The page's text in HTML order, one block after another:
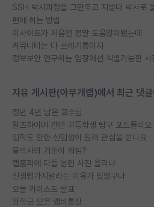
편애 하는 방법
이사이트가 처음엔 정말 도움많이됐는데
커뮤니티는 다 쓰레기통이지
자유 게시판(아무개랩)에서 최근 댓
정년 4년 남은 교수님
알츠하이머 관련 고등학생 탐구 포트폴리오
입학도 안한 신입생이 원래 관심을 받나요
물박사의 기준이 뭐임?
랩홈피에 다들 본인 사진 올리냐
신생랩가지말라는 이유가 있었구나
오늘 카이스트 발표
장학금 모은 랩비통장